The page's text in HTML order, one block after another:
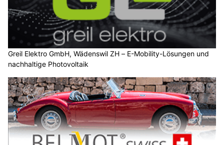
Greil Elektro GmbH, Wädenswil ZH – E-Mobility-Lösungen und
nachhaltige Photovoltaik